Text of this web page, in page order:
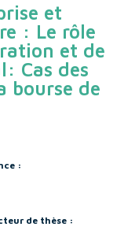
et
: Le rôle
et de
Cas des
bourse de
:
de thèse :